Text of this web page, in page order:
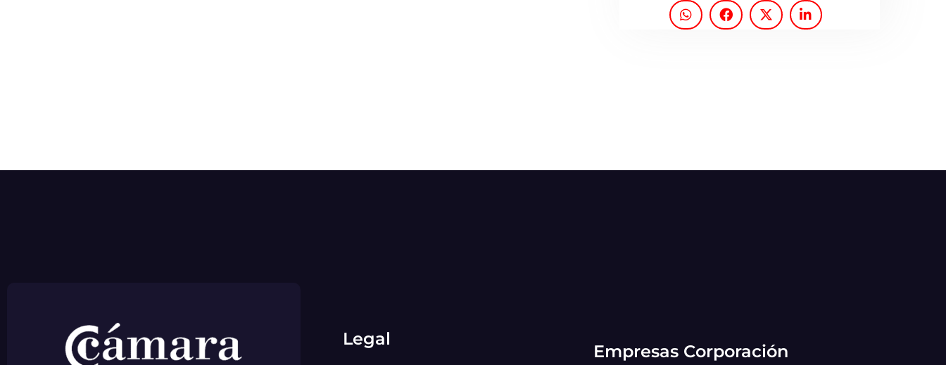
Legal
Empresas Corporación